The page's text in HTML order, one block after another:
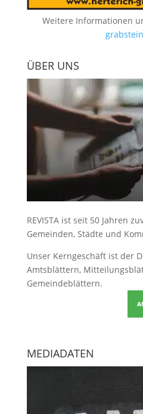
Weitere Informationen
ÜBER UNS
REVISTA ist seit 50 Jahren
Gemeinden, Städte und
Unser Kerngeschäft ist der
Amtsblättern,
Gemeindeblättern.
MEDIADATEN